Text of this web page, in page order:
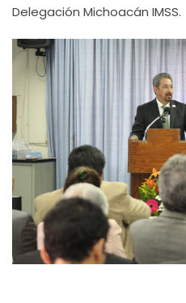
Delegación Michoacán IMSS.